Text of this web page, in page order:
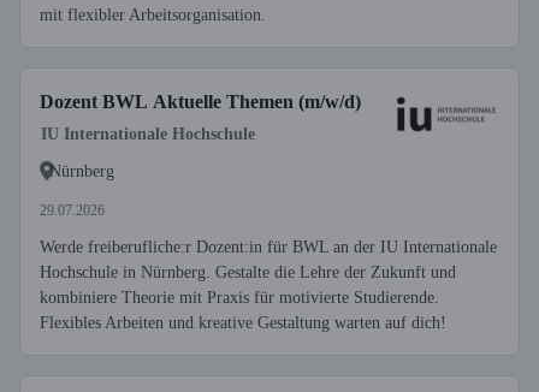
mit flexibler Arbeitsorganisation.
Dozent BWL Aktuelle Themen (m/w/d)
IU Internationale Hochschule
Nürnberg
29.07.2026
Werde freiberufliche:r Dozent:in für BWL an der IU Internationale
Hochschule in Nürnberg. Gestalte die Lehre der Zukunft und
kombiniere Theorie mit Praxis für motivierte Studierende.
Flexibles Arbeiten und kreative Gestaltung warten auf dich!